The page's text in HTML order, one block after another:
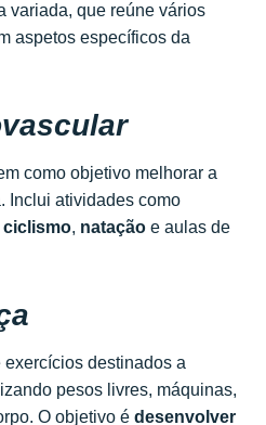
variada, que reúne vários
aspetos específicos da
como objetivo melhorar a
Inclui atividades como
ciclismo, natação e aulas de
destinados a
pesos livres, máquinas,
O objetivo é desenvolver